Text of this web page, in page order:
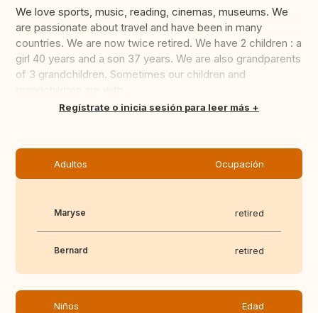
We love sports, music, reading, cinemas, museums. We
are passionate about travel and have been in many
countries. We are now twice retired. We have 2 children : a
girl 40 years and a son 37 years. We are also grandparents
of 3 grandchildren. Sometimes our children and
TraducirRegístrate o inicia sesión para leer más
Adultos Ocupación
Maryse retired
Bernard retired
Niños Edad